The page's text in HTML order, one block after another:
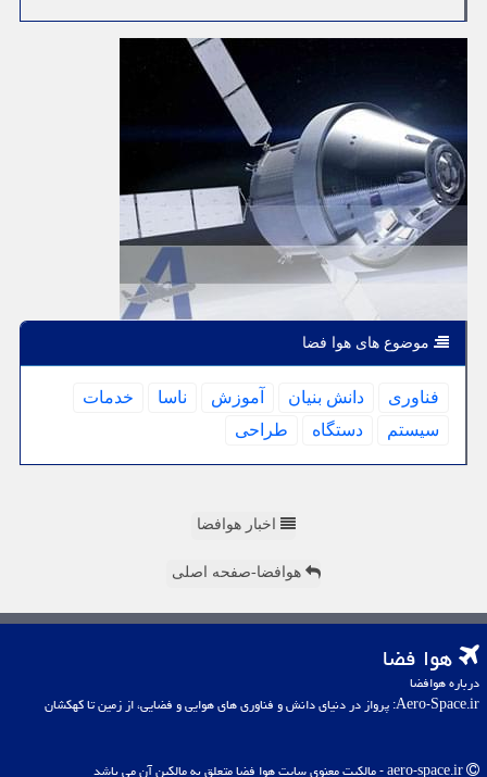
موضوع های هوا فضا
فناوری دانش بنیان آموزش ناسا
خدمات
سیستم
دستگاه طراحی
اخبار هوافضا
هوافضا-صفحه اصلی
هوا فضا
درباره هوافضا
Aero-Space.ir: پرواز در دنیای دانش و فناوری های هوایی و فضایی، از زمین تا کهکشان